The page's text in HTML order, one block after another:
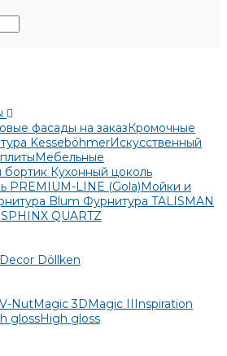
фасады на заказКромочные
KesseböhmerИскусственный
Мебельные
бортик Кухонный цоколь
PREMIUM-LINE (Gola)Мойки и
Blum Фурнитура TALISMAN
QUARTZ
Döllken
V-NutMagic 3DMagic IIInspiration
glossHigh gloss